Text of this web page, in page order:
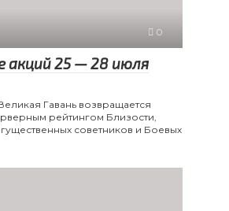
0
акций 25 — 28 июля
Гавань возвращается
рейтингом Близости,
советников и Боевых